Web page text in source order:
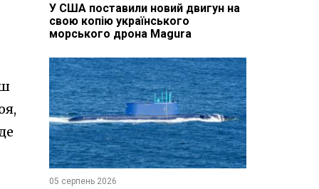
У США поставили новий двигун на
свою копію українського
морського дрона Magura
05 серпень 2026